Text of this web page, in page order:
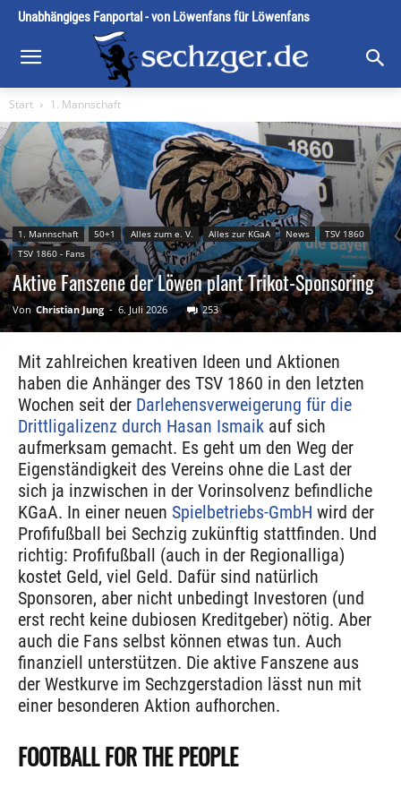
Unabhängiges Fanportal - von Löwenfans für Löwenfans
Start 1. Mannschaft
1. Mannschaft 50+1 Alles zum e. V. Alles zur KGaA News
TSV 1860
TSV 1860 - Fans
Aktive Fanszene der Löwen plant Trikot-Sponsoring
Von Christian Jung - 6. Juli 2026 253
Mit zahlreichen kreativen Ideen und Aktionen
haben die Anhänger des TSV 1860 in den letzten
Wochen seit der Darlehensverweigerung für die
Drittligalizenz durch Hasan Ismaik auf sich
aufmerksam gemacht. Es geht um den Weg der
Eigenständigkeit des Vereins ohne die Last der
sich ja inzwischen in der Vorinsolvenz befindliche
KGaA. In einer neuen Spielbetriebs-GmbH wird der
Profifußball bei Sechzig zukünftig stattfinden. Und
richtig: Profifußball (auch in der Regionalliga)
kostet Geld, viel Geld. Dafür sind natürlich
Sponsoren, aber nicht unbedingt Investoren (und
erst recht keine dubiosen Kreditgeber) nötig. Aber
auch die Fans selbst können etwas tun. Auch
finanziell unterstützen. Die aktive Fanszene aus
der Westkurve im Sechzgerstadion lässt nun mit
einer besonderen Aktion aufhorchen.
FOOTBALL FOR THE PEOPLE